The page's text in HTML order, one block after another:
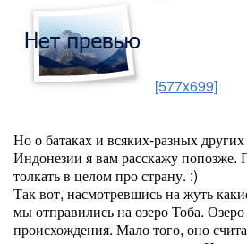
[577x699]
Но о батаках и всяких-разных
Индонезии я вам расскажу попозже.
толкать в целом про страну. :)
Так вот, насмотревшись на жуть
мы отправились на озеро Тоба. Озеро
происхождения. Мало того, оно